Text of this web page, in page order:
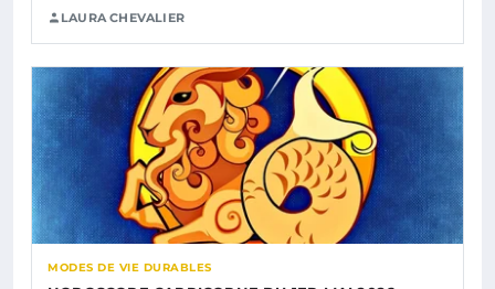
LAURA CHEVALIER
MODES DE VIE DURABLES